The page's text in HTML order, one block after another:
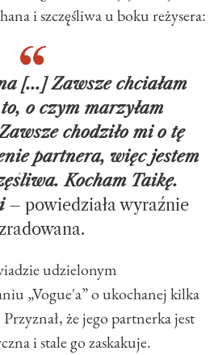
i szczęśliwa u boku reżysera:
[...] Zawsze chciałam
o czym marzyłam
chodziło mi o tę
partnera, więc jestem
Kocham Taikę.
– powiedziała wyraźnie
udzielonym
„Vogue'a” o ukochanej kilka
że jego partnerka jest
i stale go zaskakuje.